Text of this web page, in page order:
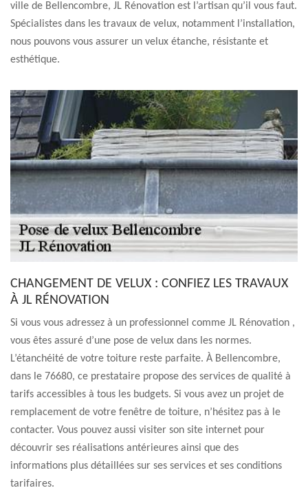
ville de Bellencombre, JL Rénovation est l’artisan qu’il vous faut.
Spécialistes dans les travaux de velux, notamment l’installation,
nous pouvons vous assurer un velux étanche, résistante et
esthétique.
CHANGEMENT DE VELUX : CONFIEZ LES TRAVAUX
À JL RÉNOVATION
Si vous vous adressez à un professionnel comme JL Rénovation ,
vous êtes assuré d’une pose de velux dans les normes.
L’étanchéité de votre toiture reste parfaite. À Bellencombre,
dans le 76680, ce prestataire propose des services de qualité à
tarifs accessibles à tous les budgets. Si vous avez un projet de
remplacement de votre fenêtre de toiture, n’hésitez pas à le
contacter. Vous pouvez aussi visiter son site internet pour
découvrir ses réalisations antérieures ainsi que des
informations plus détaillées sur ses services et ses conditions
tarifaires.